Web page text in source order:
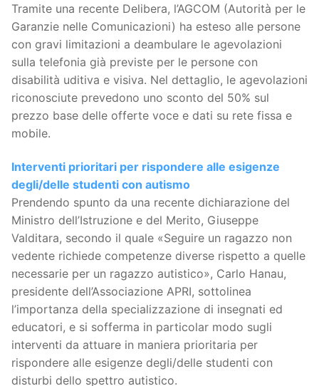
Tramite una recente Delibera, l’AGCOM (Autorità per le
Garanzie nelle Comunicazioni) ha esteso alle persone
con gravi limitazioni a deambulare le agevolazioni
sulla telefonia già previste per le persone con
disabilità uditiva e visiva. Nel dettaglio, le agevolazioni
riconosciute prevedono uno sconto del 50% sul
prezzo base delle offerte voce e dati su rete fissa e
mobile.
Interventi prioritari per rispondere alle esigenze
degli/delle studenti con autismo
Prendendo spunto da una recente dichiarazione del
Ministro dell’Istruzione e del Merito, Giuseppe
Valditara, secondo il quale «Seguire un ragazzo non
vedente richiede competenze diverse rispetto a quelle
necessarie per un ragazzo autistico», Carlo Hanau,
presidente dell’Associazione APRI, sottolinea
l’importanza della specializzazione di insegnati ed
educatori, e si sofferma in particolar modo sugli
interventi da attuare in maniera prioritaria per
rispondere alle esigenze degli/delle studenti con
disturbi dello spettro autistico.